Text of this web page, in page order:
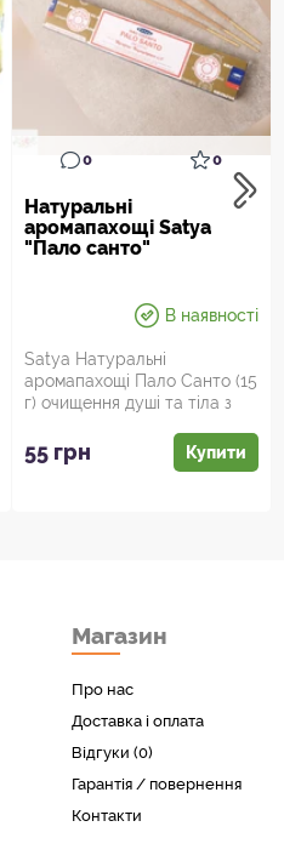
0 0
Натуральні
аромапахощі Satya
"Пало санто"
В наявності
Satya Натуральні
аромапахощі Пало Санто (15
г) очищення душі та тіла з
дерева! ...
55 грн Купити
Магазин
Про нас
Доставка і оплата
Відгуки (0)
Гарантія / повернення
Контакти